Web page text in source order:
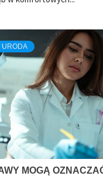
URODA
MOGĄ